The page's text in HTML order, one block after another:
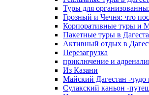
Туры для
Грозный и Чечня: что
Корпоративные туры и
Пакетные туры в
Активный отдых в
Перезагрузка
приключение и
Из Казани
Майский Дагестан -
Сулакский каньон -